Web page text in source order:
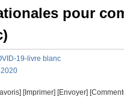
pour
19-livre blanc
[Imprimer] [Envoyer]